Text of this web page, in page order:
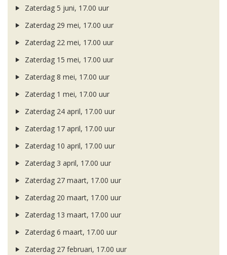
Zaterdag 5 juni, 17.00 uur
Zaterdag 29 mei, 17.00 uur
Zaterdag 22 mei, 17.00 uur
Zaterdag 15 mei, 17.00 uur
Zaterdag 8 mei, 17.00 uur
Zaterdag 1 mei, 17.00 uur
Zaterdag 24 april, 17.00 uur
Zaterdag 17 april, 17.00 uur
Zaterdag 10 april, 17.00 uur
Zaterdag 3 april, 17.00 uur
Zaterdag 27 maart, 17.00 uur
Zaterdag 20 maart, 17.00 uur
Zaterdag 13 maart, 17.00 uur
Zaterdag 6 maart, 17.00 uur
Zaterdag 27 februari, 17.00 uur